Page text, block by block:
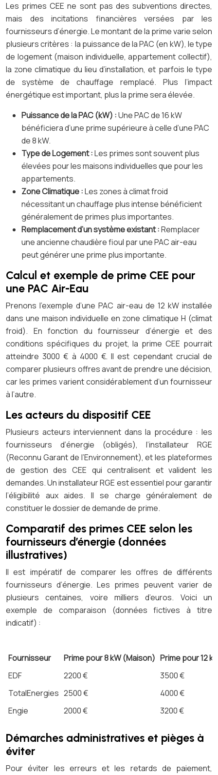
Les primes CEE ne sont pas des subventions directes,
mais des incitations financières versées par les
fournisseurs d’énergie. Le montant de la prime varie selon
plusieurs critères : la puissance de la PAC (en kW), le type
de logement (maison individuelle, appartement collectif),
la zone climatique du lieu d’installation, et parfois le type
de système de chauffage remplacé. Plus l’impact
énergétique est important, plus la prime sera élevée.
Puissance de la PAC (kW) :Une PAC de 16 kW
bénéficiera d’une prime supérieure à celle d’une PAC
de 8 kW.
Type de Logement :Les primes sont souvent plus
élevées pour les maisons individuelles que pour les
appartements.
Zone Climatique :Les zones à climat froid
nécessitant un chauffage plus intense bénéficient
généralement de primes plus importantes.
Remplacement d’un système existant :Remplacer
une ancienne chaudière fioul par une PAC air-eau
peut générer une prime plus importante.
Calcul et exemple de prime CEE pour
une PAC Air-Eau
Prenons l’exemple d’une PAC air-eau de 12 kW installée
dans une maison individuelle en zone climatique H (climat
froid). En fonction du fournisseur d’énergie et des
conditions spécifiques du projet, la prime CEE pourrait
atteindre 3000 € à 4000 €. Il est cependant crucial de
comparer plusieurs offres avant de prendre une décision,
car les primes varient considérablement d’un fournisseur
à l’autre.
Les acteurs du dispositif CEE
Plusieurs acteurs interviennent dans la procédure : les
fournisseurs d’énergie (obligés), l’installateur RGE
(Reconnu Garant de l’Environnement), et les plateformes
de gestion des CEE qui centralisent et valident les
demandes. Un installateur RGE est essentiel pour garantir
l’éligibilité aux aides. Il se charge généralement de
constituer le dossier de demande de prime.
Comparatif des primes CEE selon les
fournisseurs d’énergie (données
illustratives)
Il est impératif de comparer les offres de différents
fournisseurs d’énergie. Les primes peuvent varier de
plusieurs centaines, voire milliers d’euros. Voici un
exemple de comparaison (données fictives à titre
indicatif) :
Fournisseur Prime pour 8 kW (Maison) Prime pour 12
EDF
2200 €
3500 €
TotalEnergies 2500 €
4000 €
Engie
2000 € 3200 €
Démarches administratives et pièges à
éviter
Pour éviter les erreurs et les retards de paiement,